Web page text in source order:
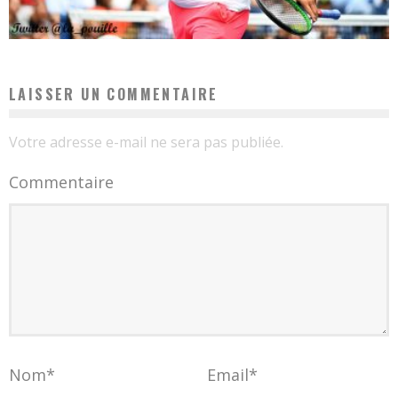
LAISSER UN COMMENTAIRE
Votre adresse e-mail ne sera pas publiée.
Commentaire
Nom* Email*